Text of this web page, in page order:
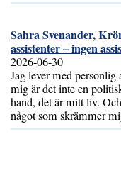
Sahra Svenander,
assistenter – ingen
2026-06-30
Jag lever med personlig
mig är det inte en
hand, det är mitt liv.
något som skrämmer